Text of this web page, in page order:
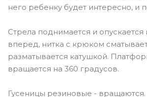
него ребенку будет интересно, и
Стрела поднимается и опускается
вперед, нитка с крюком
разматывается катушкой.
вращается на 360 градусов.
Гусеницы резиновые - вращаются.